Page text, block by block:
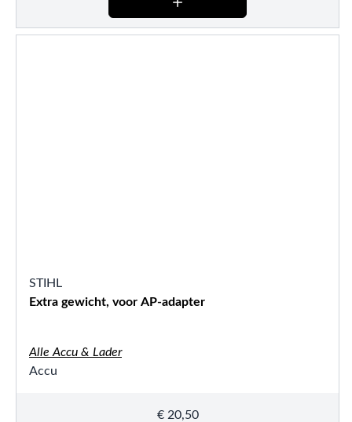
STIHL
Extra gewicht, voor AP-adapter
Alle Accu & Lader
Accu
€20,50